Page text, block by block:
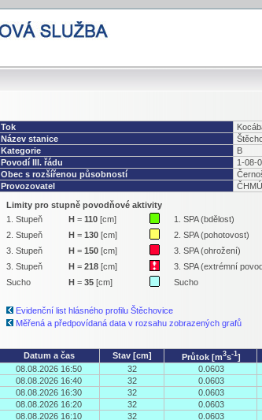
Tok
Název stanice
Kategorie
B
Povodí III. řádu
1-08-
Obec s rozšířenou působností
Provozovatel
Limity pro stupně povodňové aktivity
1. Stupeň
H = 110 [cm]
1. SPA (bdělost)
2. Stupeň
H = 130 [cm]
2. SPA (pohotovost)
3. Stupeň
H = 150 [cm]
3. SPA (ohrožení)
3. Stupeň
H = 218 [cm]
3. SPA (extrémní
Sucho
H = 35 [cm] Sucho
Evidenční list hlásného profilu Štěchovice
Měřená a předpovídaná data v rozsahu zobrazených grafů
Datum a čas Stav [cm] Průtok [m3s-1]
08.08.2026 16:50
32 0.0603
08.08.2026 16:40
32 0.0603
08.08.2026 16:30
32 0.0603
08.08.2026 16:20
32 0.0603
08.08.2026 16:10
32 0.0603